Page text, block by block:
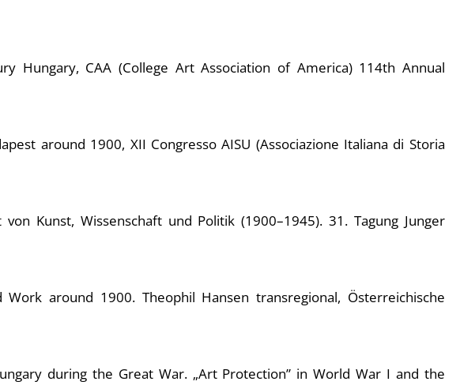
Hungary, CAA (College Art Association of America) 114th Annual
around 1900, XII Congresso AISU (Associazione Italiana di Storia
Kunst, Wissenschaft und Politik (1900–1945). 31. Tagung Junger
around 1900. Theophil Hansen transregional, Österreichische
during the Great War. „Art Protection” in World War I and the